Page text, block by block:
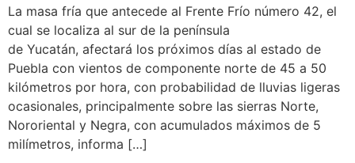
La masa fría que antecede al Frente Frío número 42, el
cual se localiza al sur de la península
de Yucatán, afectará los próximos días al estado de
Puebla con vientos de componente norte de 45 a 50
kilómetros por hora, con probabilidad de lluvias ligeras
ocasionales, principalmente sobre las sierras Norte,
Nororiental y Negra, con acumulados máximos de 5
milímetros, informa […]